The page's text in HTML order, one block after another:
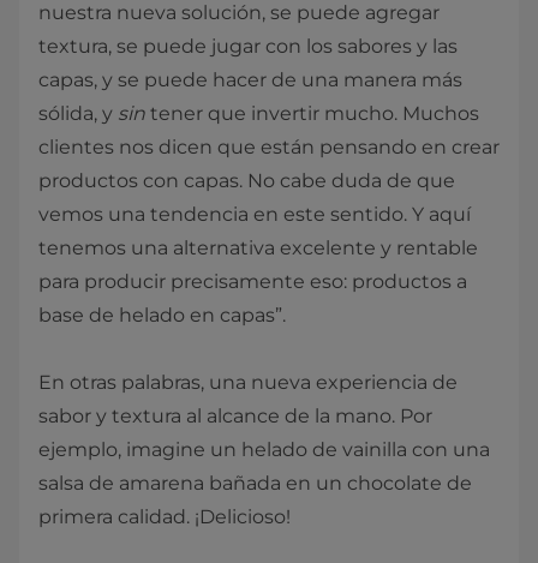
nuestra nueva solución, se puede agregar
textura, se puede jugar con los sabores y las
capas, y se puede hacer de una manera más
sólida, y sin tener que invertir mucho. Muchos
clientes nos dicen que están pensando en crear
productos con capas. No cabe duda de que
vemos una tendencia en este sentido. Y aquí
tenemos una alternativa excelente y rentable
para producir precisamente eso: productos a
base de helado en capas”.
En otras palabras, una nueva experiencia de
sabor y textura al alcance de la mano. Por
ejemplo, imagine un helado de vainilla con una
salsa de amarena bañada en un chocolate de
primera calidad. ¡Delicioso!